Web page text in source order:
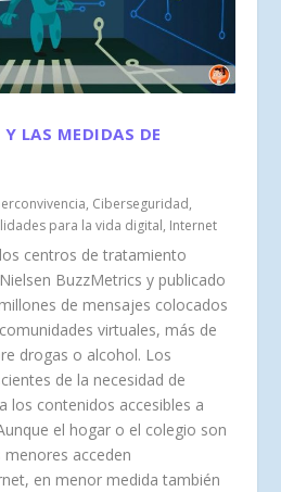
Y LAS MEDIDAS DE
, Ciberseguridad,
para la vida digital, Internet
centros de tratamiento
BuzzMetrics y publicado
de mensajes colocados
virtuales, más de
drogas o alcohol. Los
de la necesidad de
los contenidos accesibles a
el hogar o el colegio son
acceden
en menor medida también